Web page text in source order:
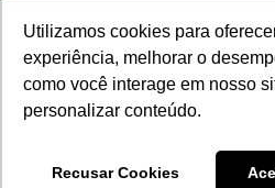
Utilizamos cookies para
experiência, melhorar o
como você interage em nosso
personalizar conteúdo.
Recusar Cookies
© 2026
Desenvolvido por Lealtà